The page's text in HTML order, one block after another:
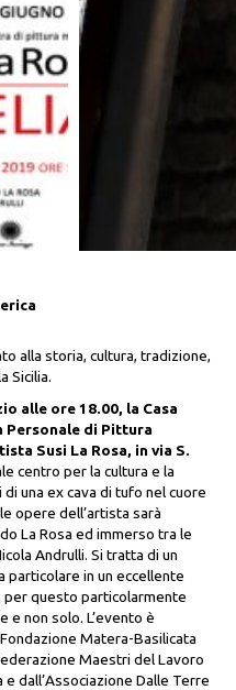
alla storia, cultura, tradizione,
Sicilia.
alle ore 18.00, la Casa
Personale di Pittura
Susi La Rosa, in via S.
centro per la cultura e la
una ex cava di tufo nel cuore
opere dell’artista sarà
La Rosa ed immerso tra le
Andrulli. Si tratta di un
particolare in un eccellente
questo particolarmente
e non solo. L’evento è
Matera-Basilicata
Maestri del Lavoro
dall’Associazione Dalle Terre